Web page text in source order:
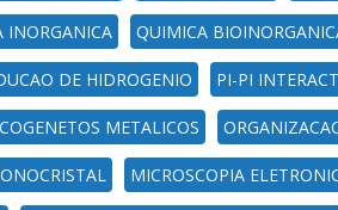
INORGANICA QUIMICA
DE HIDROGENIO PI-PI
METALICOS
MICROSCOPIA